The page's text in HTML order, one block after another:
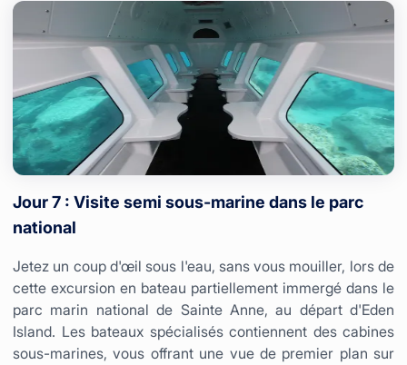
Jour 7 : Visite semi sous-marine dans le parc
national
Jetez un coup d'œil sous l'eau, sans vous mouiller, lors de
cette excursion en bateau partiellement immergé dans le
parc marin national de Sainte Anne, au départ d'Eden
Island. Les bateaux spécialisés contiennent des cabines
sous-marines, vous offrant une vue de premier plan sur